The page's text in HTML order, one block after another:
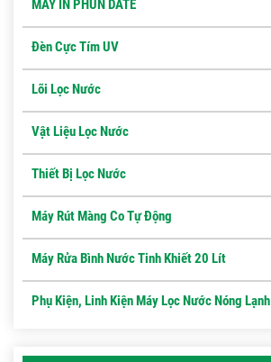
MÁY IN PHUN DATE
Đèn Cực Tím UV
Lõi Lọc Nước
Vật Liệu Lọc Nước
Thiết Bị Lọc Nước
Máy Rút Màng Co Tự Động
Máy Rửa Bình Nước Tinh Khiết 20 Lít
Phụ Kiện, Linh Kiện Máy Lọc Nước Nóng Lạnh